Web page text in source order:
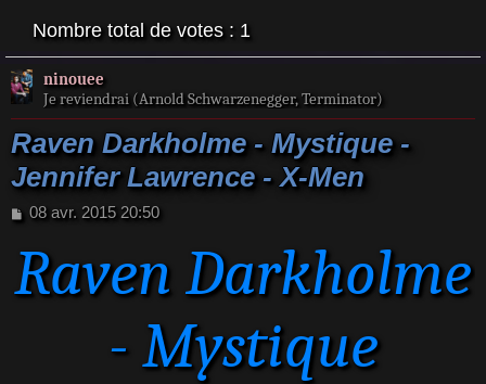
Nombre total de votes : 1
ninouee
Je reviendrai (Arnold Schwarzenegger, Terminator)
Raven Darkholme - Mystique -
Jennifer Lawrence - X-Men
M
s
s
a
08 avr. 2015 20:50
Raven Darkholme
- Mystique